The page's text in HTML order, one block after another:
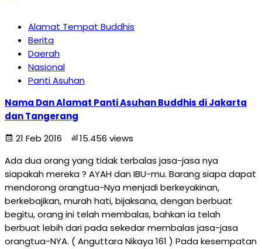
Alamat Tempat Buddhis
Berita
Daerah
Nasional
Panti Asuhan
Nama Dan Alamat Panti Asuhan Buddhis di Jakarta
dan Tangerang
21 Feb 2016
15.456 views
Ada dua orang yang tidak terbalas jasa-jasa nya
siapakah mereka ? AYAH dan IBU-mu. Barang siapa dapat
mendorong orangtua-Nya menjadi berkeyakinan,
berkebajikan, murah hati, bijaksana, dengan berbuat
begitu, orang ini telah membalas, bahkan ia telah
berbuat lebih dari pada sekedar membalas jasa-jasa
orangtua-NYA. ( Anguttara Nikaya 161 ) Pada kesempatan